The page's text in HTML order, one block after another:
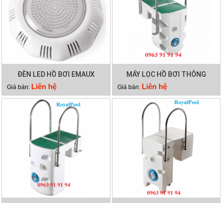
ĐÈN LED HỒ BƠI EMAUX
TP100
Giá bán: Liên hệ
MÁY LỌC HỒ BƠI THÔNG
MINH PK 8028
Giá bán: Liên hệ